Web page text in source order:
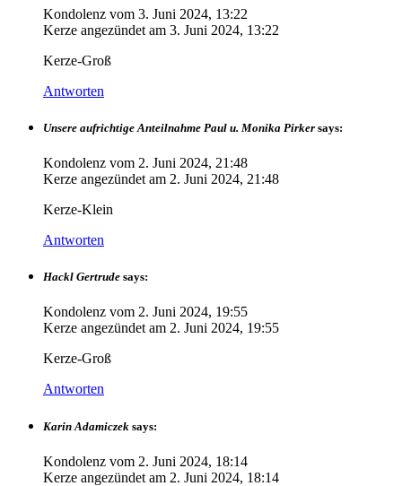
Kondolenz vom 3. Juni 2024, 13:22
Kerze angezündet am 3. Juni 2024, 13:22
Kerze-Groß
Antworten
Unsere aufrichtige Anteilnahme Paul u. Monika Pirker says:
Kondolenz vom 2. Juni 2024, 21:48
Kerze angezündet am 2. Juni 2024, 21:48
Kerze-Klein
Antworten
Hackl Gertrude says:
Kondolenz vom 2. Juni 2024, 19:55
Kerze angezündet am 2. Juni 2024, 19:55
Kerze-Groß
Antworten
Karin Adamiczek says:
Kondolenz vom 2. Juni 2024, 18:14
Kerze angezündet am 2. Juni 2024, 18:14